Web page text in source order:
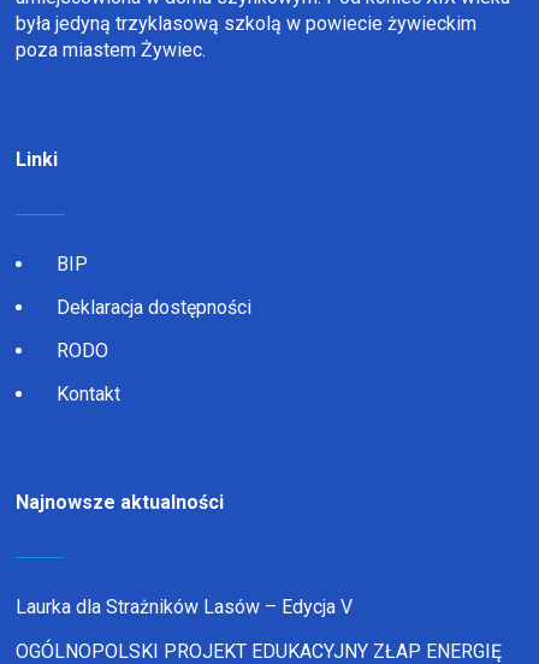
była jedyną trzyklasową szkolą w powiecie żywieckim
poza miastem Żywiec.
Linki
BIP
Deklaracja dostępności
RODO
Kontakt
Najnowsze aktualności
Laurka dla Strażników Lasów – Edycja V
OGÓLNOPOLSKI PROJEKT EDUKACYJNY ZŁAP ENERGIĘ